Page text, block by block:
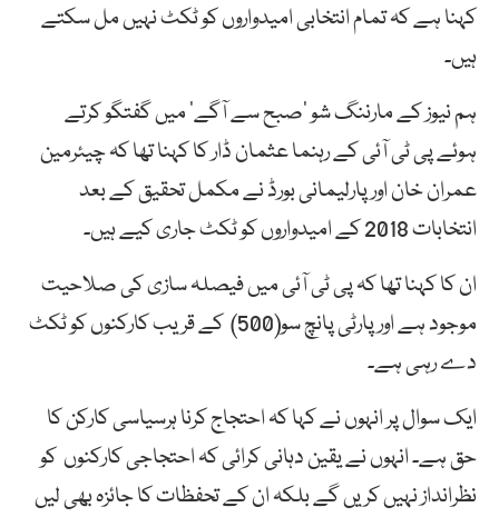
کہنا ہے کہ تمام انتخابی امیدواروں کو ٹکٹ نہیں مل سکتے
ہیں۔
ہم نیوز کے مارننگ شو ’صبح سے آگے‘ میں گفتگو کرتے
ہوئے پی ٹی آئی کے رہنما عثمان ڈار کا کہنا تھا کہ چیئرمین
عمران خان اور پارلیمانی بورڈ نے مکمل تحقیق کے بعد
انتخابات 2018 کے امیدواروں کو ٹکٹ جاری کیے ہیں۔
ان کا کہنا تھا کہ پی ٹی آئی میں فیصلہ سازی کی صلاحیت
موجود ہے اور پارٹی پانچ سو(500) کے قریب کارکنوں کو ٹکٹ
دے رہی ہے۔
ایک سوال پر انہوں نے کہا کہ احتجاج کرنا ہرسیاسی کارکن کا
حق ہے۔ انہوں نے یقین دہانی کرائی کہ احتجاجی کارکنوں کو
نظرانداز نہیں کریں گے بلکہ ان کے تحفظات کا جائزہ بھی لیں